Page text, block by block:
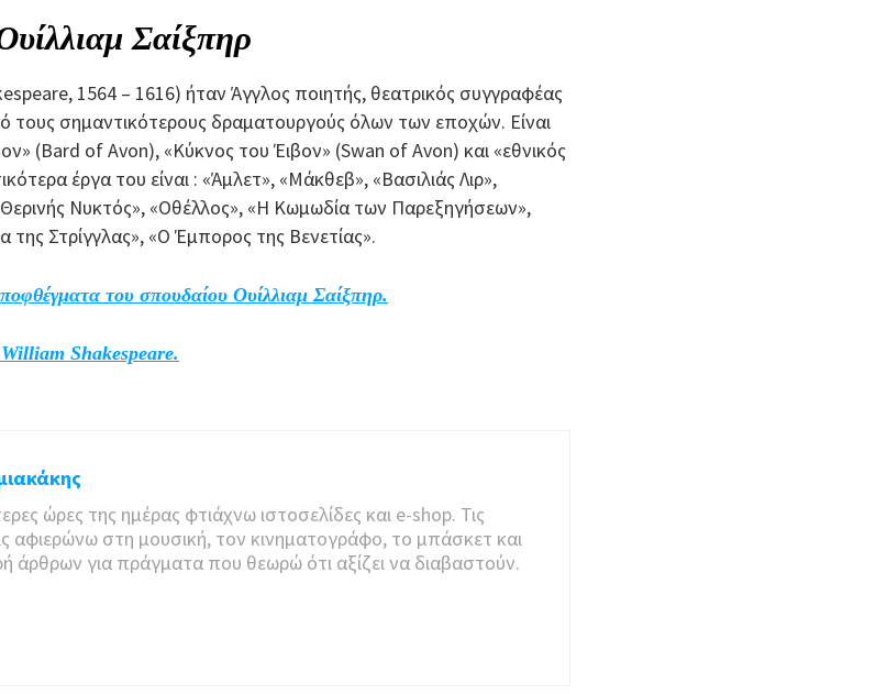
Σαίξπηρ
1564 – 1616) ήταν Άγγλος ποιητής, θεατρικός συγγραφέας
τους σημαντικότερους δραματουργούς όλων των εποχών. Είναι
(Bard of Avon), «Κύκνος του Έιβον» (Swan of Avon) και «εθνικός
έργα του είναι : «Άμλετ», «Μάκθεβ», «Βασιλιάς Λιρ»,
Θερινής Νυκτός», «Οθέλλος», «Η Κωμωδία των Παρεξηγήσεων»,
της Στρίγγλας», «Ο Έμπορος της Βενετίας».
του σπουδαίου Ουίλλιαμ Σαίξπηρ.
William Shakespeare.
ώρες της ημέρας φτιάχνω ιστοσελίδες και e-shop. Τις
αφιερώνω στη μουσική, τον κινηματογράφο, το μπάσκετ και
άρθρων για πράγματα που θεωρώ ότι αξίζει να διαβαστούν.